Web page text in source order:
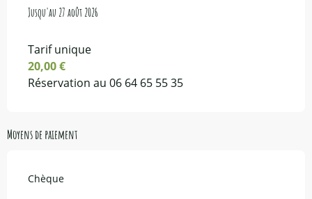
Du7 juillet 2026 au27 août 2026
Jusqu'au 27 août 2026
Tarif unique
20,00 €
Réservation au 06 64 65 55 35
Moyens de paiement
Chèque